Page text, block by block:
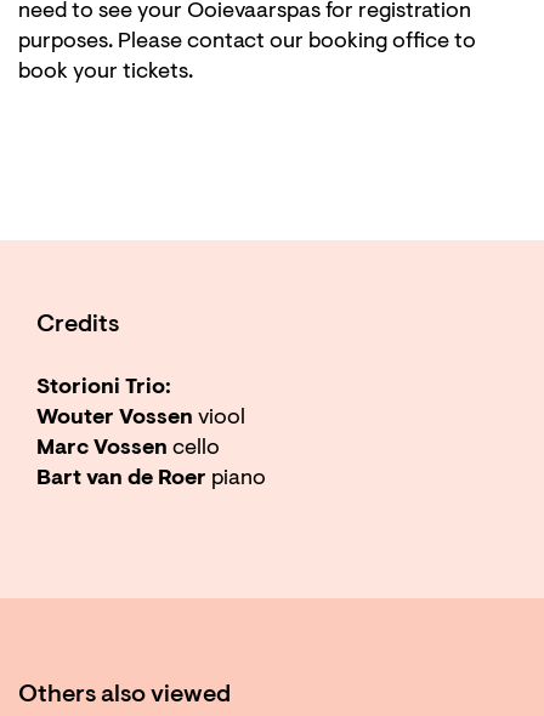
need to see your Ooievaarspas for registration
purposes. Please contact our booking office to
book your tickets.
Credits
Storioni Trio:
Wouter Vossen viool
Marc Vossen cello
Bart van de Roer piano
Others also viewed